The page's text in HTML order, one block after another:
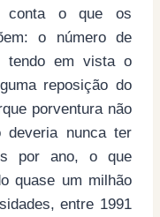
conta o que os
o número de
tendo em vista o
reposição do
porventura não
deveria nunca ter
por ano, o que
quase um milhão
entre 1991